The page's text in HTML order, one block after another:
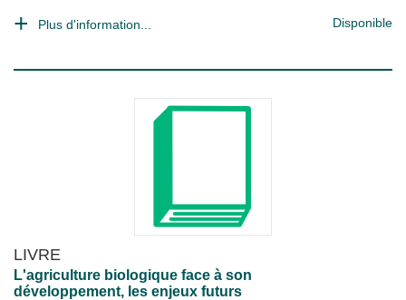
Plus d'information... Disponible
LIVRE
L'agriculture biologique face à son
développement, les enjeux futurs